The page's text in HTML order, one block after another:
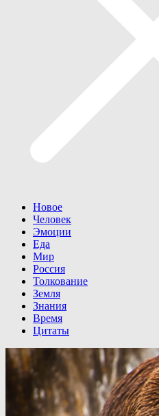
Новое
Человек
Эмоции
Еда
Мир
Россия
Толкование
Земля
Знания
Время
Цитаты